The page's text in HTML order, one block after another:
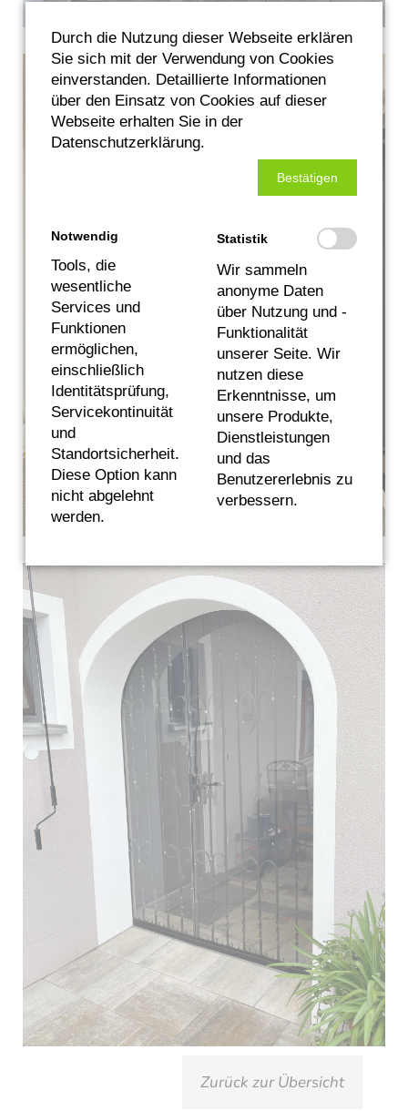
Zurück zur Übersicht
Durch die Nutzung dieser Webseite erklären
Sie sich mit der Verwendung von Cookies
einverstanden. Detaillierte Informationen
über den Einsatz von Cookies auf dieser
Webseite erhalten Sie in der
Datenschutzerklärung.
Bestätigen
Notwendig
Tools, die
wesentliche
Services und
Funktionen
ermöglichen,
einschließlich
Identitätsprüfung,
Servicekontinuität
und
Standortsicherheit.
Diese Option kann
nicht abgelehnt
werden.
Statistik
Wir sammeln
anonyme Daten
über Nutzung und -
Funktionalität
unserer Seite. Wir
nutzen diese
Erkenntnisse, um
unsere Produkte,
Dienstleistungen
und das
Benutzererlebnis zu
verbessern.